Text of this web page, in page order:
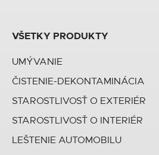
VŠETKY PRODUKTY
UMÝVANIE
ČISTENIE-DEKONTAMINÁCIA
STAROSTLIVOSŤ O EXTERIÉR
STAROSTLIVOSŤ O INTERIÉR
LEŠTENIE AUTOMOBILU